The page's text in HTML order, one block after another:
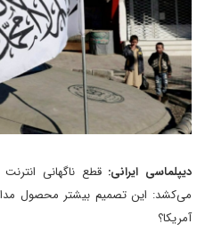
دیپلماسی ایرانی: قطع ناگهانی
می‌کشد: این تصمیم بیشتر محصول
آمریکا؟